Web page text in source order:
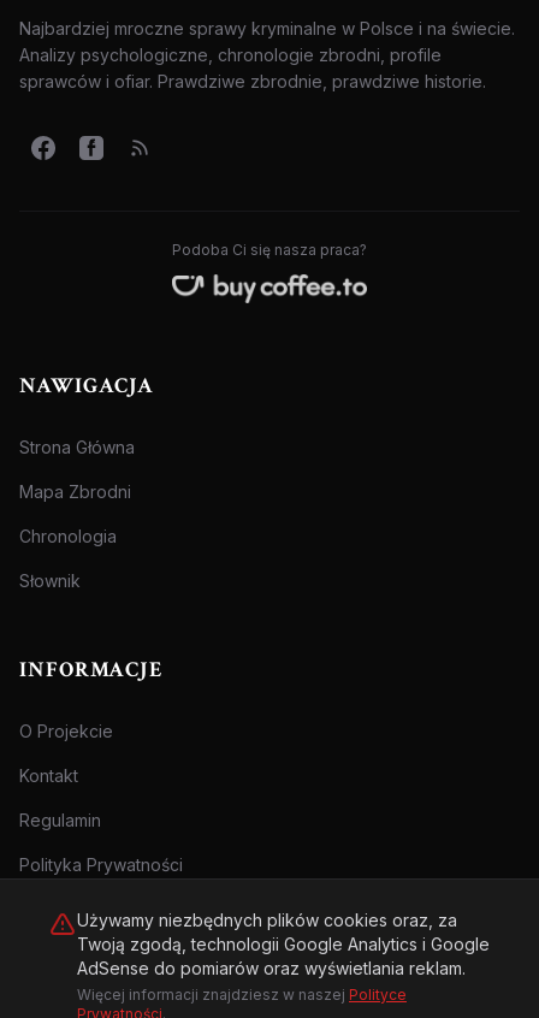
Najbardziej mroczne sprawy kryminalne w Polsce i na świecie.
Analizy psychologiczne, chronologie zbrodni, profile
sprawców i ofiar. Prawdziwe zbrodnie, prawdziwe historie.
Podoba Ci się nasza praca?
NAWIGACJA
Strona Główna
Mapa Zbrodni
Chronologia
Słownik
INFORMACJE
O Projekcie
Kontakt
Regulamin
Polityka Prywatności
© 2026 Archiwum Zbrodni - zly.com.pl. Wszelkie prawa zastrzeżone.
Używamy niezbędnych plików cookies oraz, za
Twoją zgodą, technologii Google Analytics i Google
AdSense do pomiarów oraz wyświetlania reklam.
Więcej informacji znajdziesz w naszej Polityce
Prywatności.